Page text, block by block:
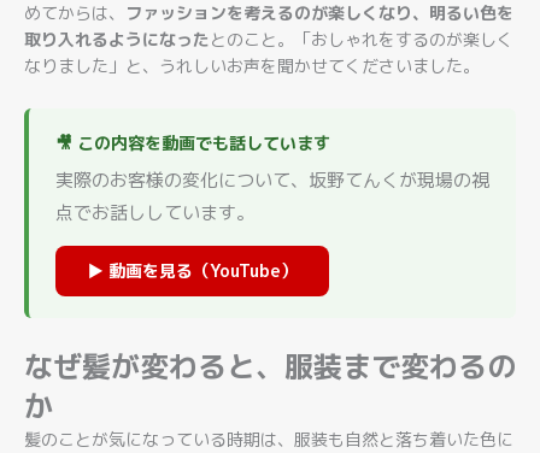
めてからは、
ファッションを考えるのが楽しくなり、明るい色を
取り入れるようになったとのこと。「おしゃれをするのが楽しく
なりました」と、うれしいお声を聞かせてくださいました。
🎥 この内容を動画でも話しています
実際のお客様の変化について、坂野てんくが現場の視
点でお話ししています。
▶ 動画を見る（YouTube）
なぜ髪が変わると、服装まで変わるの
か
髪のことが気になっている時期は、服装も自然と落ち着いた色に